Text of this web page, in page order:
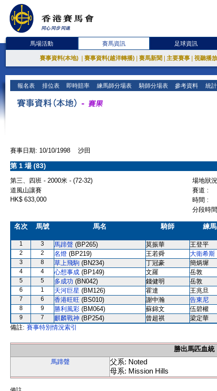
馬場活動 賽馬資訊 足球資訊
賽事資料(本地) 賽事資料(越洋轉播) 賽馬新聞 主要賽事 視聽播
報名表 排位表 即時賠率 練馬師分場表 騎師分場表 參考資料 統
賽事日期: 10/10/1998 沙田
第 1 場 (83)
第三、四班 - 2000米 - (72-32)
場地狀
道風山讓賽
賽道 :
HK$ 633,000
時間 :
分段時
名次 馬號 馬名 騎師 練
1 3 馬蹄聲 (BP265) 莫振華 王登平
2 2 名燈 (BP219) 王若舜 大衛希斯
3 8 草上飛駒 (BN234) 丁冠豪 簡炳墀
4 4 心想事成 (BP149) 文羅 岳敦
5 5 多成功 (BN042) 錢健明 岳敦
6 1 天河巨星 (BM126) 霍達 王兆旦
7 6 香港旺旺 (BS010) 謝中瀚 告東尼
8 9 勝利風彩 (BM064) 蘇錦文 伍碧權
9 7 麒麟戰神 (BP254) 曾超祺
梁定華
備註: 賽事特別情況索引
勝出馬匹血統
馬蹄聲
父系: Noted
母系: Mission Hills